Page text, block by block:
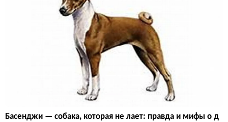
Басенджи — собака, которая не лает: правда и мифы о д